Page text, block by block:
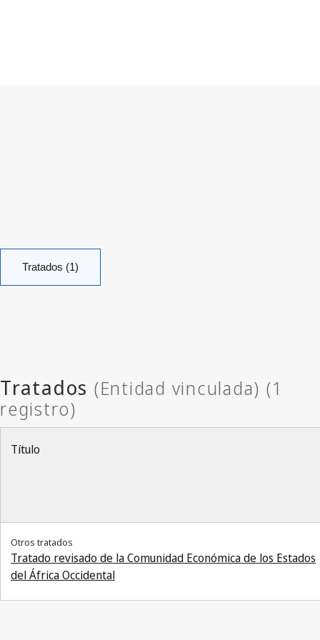
Tratados (1)
Título
Otros tratados
Tratado revisado de la Comunidad Económica de los Estados
del África Occidental